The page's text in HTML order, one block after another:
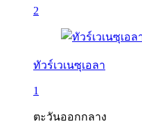
2
ทัวร์เวเนซุเอลา
1
ตะวันออกกลาง